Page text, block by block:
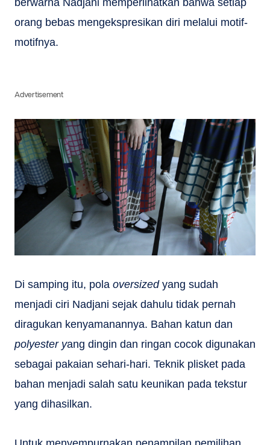
berwarna Nadjani memperlihatkan bahwa setiap
orang bebas mengekspresikan diri melalui motif-
motifnya.
Advertisement
Di samping itu, pola oversized yang sudah
menjadi ciri Nadjani sejak dahulu tidak pernah
diragukan kenyamanannya. Bahan katun dan
polyester yang dingin dan ringan cocok digunakan
sebagai pakaian sehari-hari. Teknik plisket pada
bahan menjadi salah satu keunikan pada tekstur
yang dihasilkan.